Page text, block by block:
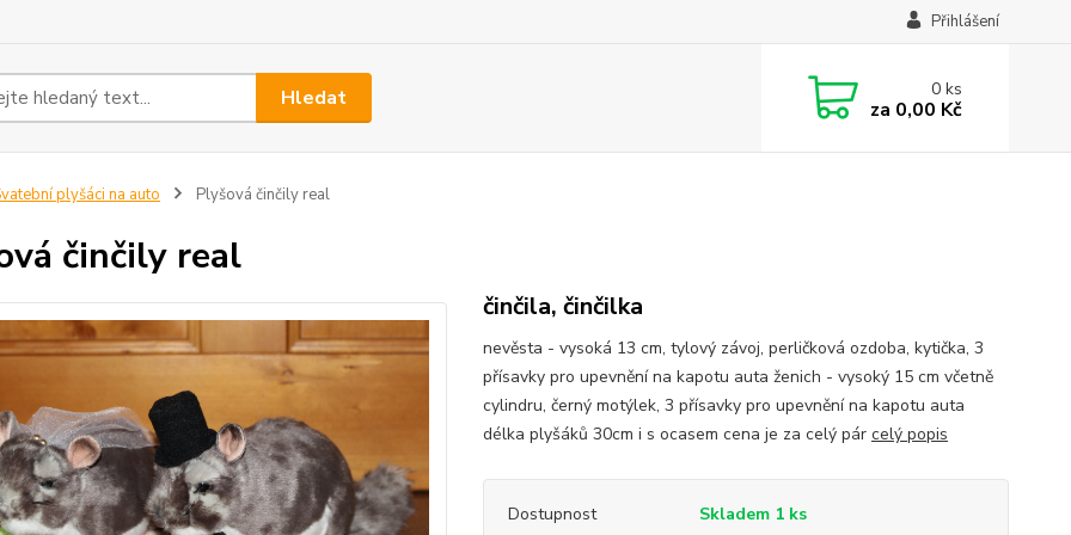
Přihlášení
Hledat 0ks
za 0,00 Kč
plyšáci na auto Plyšová činčily real
činčily real
činčila, činčilka
nevěsta - vysoká 13 cm, tylový závoj, perličková ozdoba, kytička, 3
přísavky pro upevnění na kapotu auta ženich - vysoký 15 cm včetně
cylindru, černý motýlek, 3 přísavky pro upevnění na kapotu auta
délka plyšáků 30cm i s ocasem cena je za celý pár celý popis
Dostupnost Skladem 1 ks